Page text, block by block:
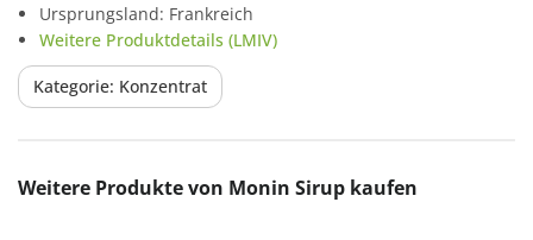
Ursprungsland: Frankreich
Weitere Produktdetails (LMIV)
Kategorie: Konzentrat
Produktgalerie überspringen
Weitere Produkte von Monin Sirup kaufen